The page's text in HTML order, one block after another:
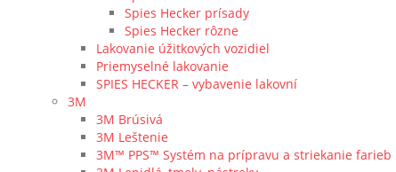
Spies Hecker prísady
Spies Hecker rôzne
Lakovanie úžitkových vozidiel
Priemyselné lakovanie
SPIES HECKER – vybavenie lakovní
3M
3M Brúsivá
3M Leštenie
3M™ PPS™ Systém na prípravu a striekanie farieb